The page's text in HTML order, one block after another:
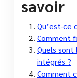
savoir
Qu’est-ce
Comment
Quels sont
intégrés ?
Comment